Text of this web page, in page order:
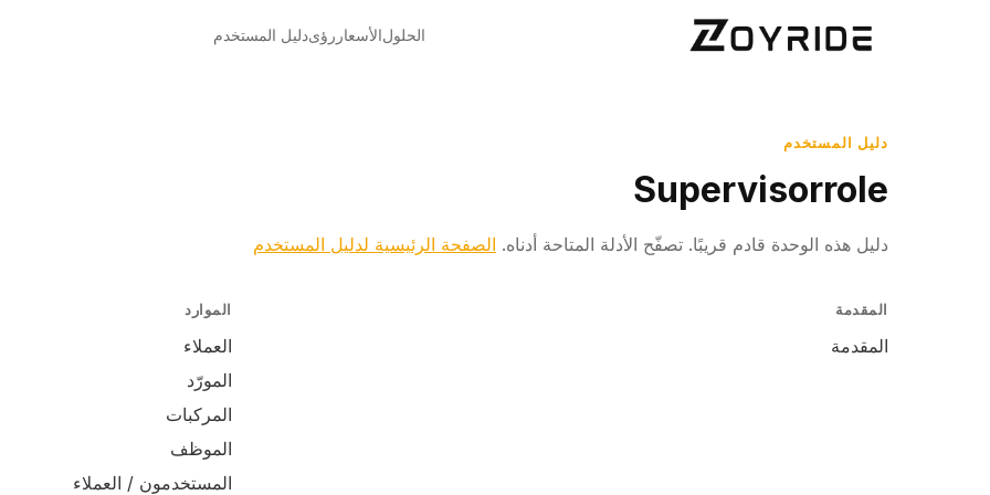
الحلولالأسعار رؤىدليل المستخدم
دليل المستخدم
Supervisorrole
دليل هذه الوحدة قادم قريبًا. تصفّح الأدلة المتاحة أدناه. الصفحة الرئيسية لدليل المستخدم
المقدمة
المقدمة
الموارد
العملاء
المورّد
المركبات
الموظف
المستخدمون / العملاء